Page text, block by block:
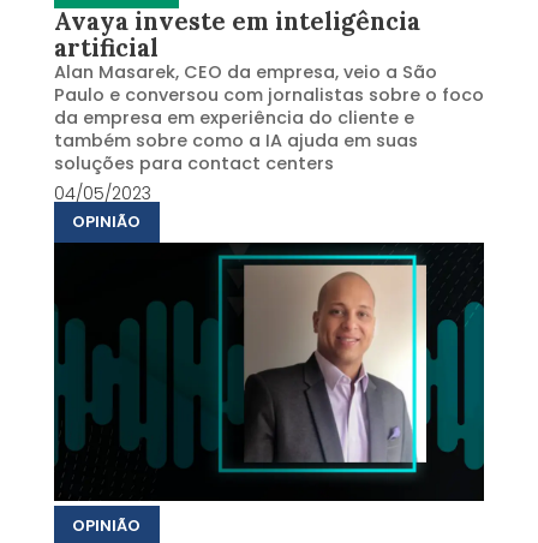
Avaya investe em inteligência
artificial
Alan Masarek, CEO da empresa, veio a São
Paulo e conversou com jornalistas sobre o foco
da empresa em experiência do cliente e
também sobre como a IA ajuda em suas
soluções para contact centers
04/05/2023
OPINIÃO
OPINIÃO